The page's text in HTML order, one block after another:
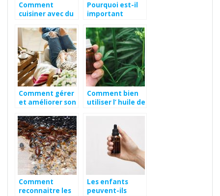
Comment
cuisiner avec du
maison ?
Pourquoi est-il
important
bonne vie
sexuelle ?
Comment gérer
et améliorer son
quotidien ? Nos
conseils pour
une vie plus
détendue avec
les plantes.
Comment bien
utiliser l’ huile de
Comment
reconnaitre les
Les enfants
peuvent-ils